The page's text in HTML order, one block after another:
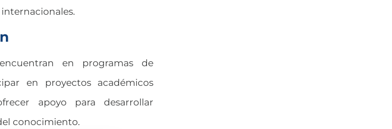
en programas de
en proyectos académicos
apoyo para desarrollar
conocimiento.